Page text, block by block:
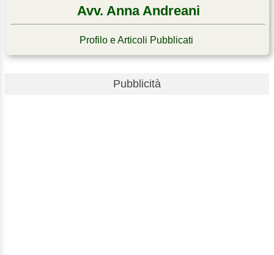
Avv. Anna Andreani
Profilo e Articoli Pubblicati
Pubblicità